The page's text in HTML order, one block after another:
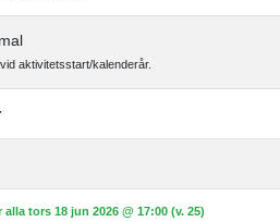
aktivitetsstart/kalenderår.
tors 18 jun 2026 @ 17:00 (v. 25)